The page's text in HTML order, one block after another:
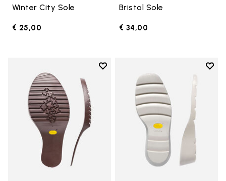
Winter City Sole
€ 25,00
Bristol Sole
€ 34,00
Add to wishlist
Add to wishlist Semelle Domingo
Add